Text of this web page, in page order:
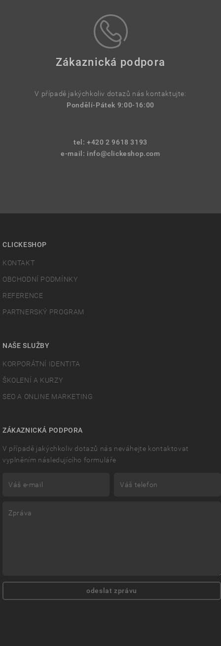
Zákaznická podpora
V případě jakýchkoliv dotazů nás kontaktujte:
Pondělí-Pátek 9:00-16:00
tel: +420 2 9618 3193
e-mail: info@clickeshop.com
CLICKESHOP
KONTAKT
OBCHODNÍ PODMÍNKY
REFERENCE
PARTNERSKÝ PROGRAM
NAŠE SLUŽBY
KORPORÁTNÍ IDENTITA
ŠKOLENÍ A KURZY
SEO A ONLINE MARKETING
ZÁKAZNICKÁ PODPORA
V případě jakýchkoliv dotazů nás neváhejte kontaktovat
vyplněním následujícího formuláře